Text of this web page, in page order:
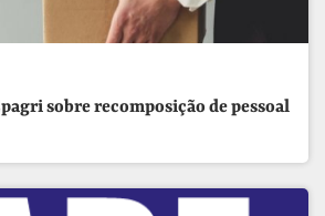
sobre recomposição de pessoal